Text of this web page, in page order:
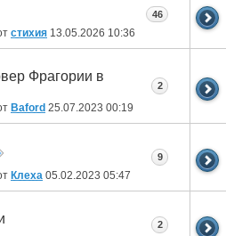
стихия 13.05.2026 10:36
46
Фрагории в
Baford 25.07.2023 00:19
2
Клеха 05.02.2023 05:47
9
2